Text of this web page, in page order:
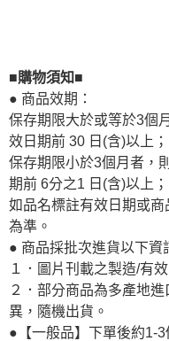
■購物須知■
● 商品效期：
保存期限大於或等於3個
效日期前 30 日(含)以上；
保存期限小於3個月者，
期前 6分之1 日(含)以上；
如品名標註有效日期或商
為準。
● 商品採批次進貨以下資
１．圖片刊載之製造/有
２．部分商品為多產地
異，隨機出貨。
●【一般品】下單後約1-